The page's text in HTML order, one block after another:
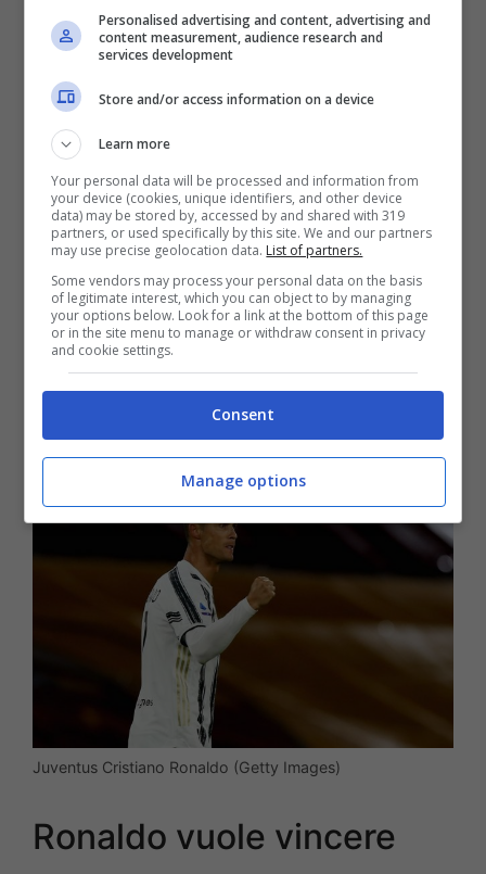
nell’ombra del 5 volte Pallone d’Oro. Non
può esprimersi lontano dalla porta, sulla
fascia, da esterno d’attacco. Ha bisogno di
sfogare la sua fantasia e il suo sinistro
divino. E allora, a questo punto, è la
Juventus a dover fare una scelta: meglio
rinnovare Dybala e cedere Ronaldo o
convivere (un altro anno?) con il fantasma
della Joya?
LEGGI ANCHE >>>Ronaldo non sa che
fare: l’annuncio di Nedved
Juventus Cristiano Ronaldo (Getty Images)
Ronaldo vuole vincere
Personalised advertising and content, advertising and
content measurement, audience research and
services development
Store and/or access information on a device
Learn more
Your personal data will be processed and information from
your device (cookies, unique identifiers, and other device
data) may be stored by, accessed by and shared with 319
partners, or used specifically by this site. We and our partners
may use precise geolocation data. List of partners.
Some vendors may process your personal data on the basis
of legitimate interest, which you can object to by managing
your options below. Look for a link at the bottom of this page
or in the site menu to manage or withdraw consent in privacy
and cookie settings.
Consent
Manage options